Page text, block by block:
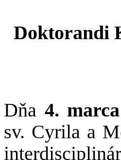
Doktorandi
Dňa 4.
sv. Cyrila a